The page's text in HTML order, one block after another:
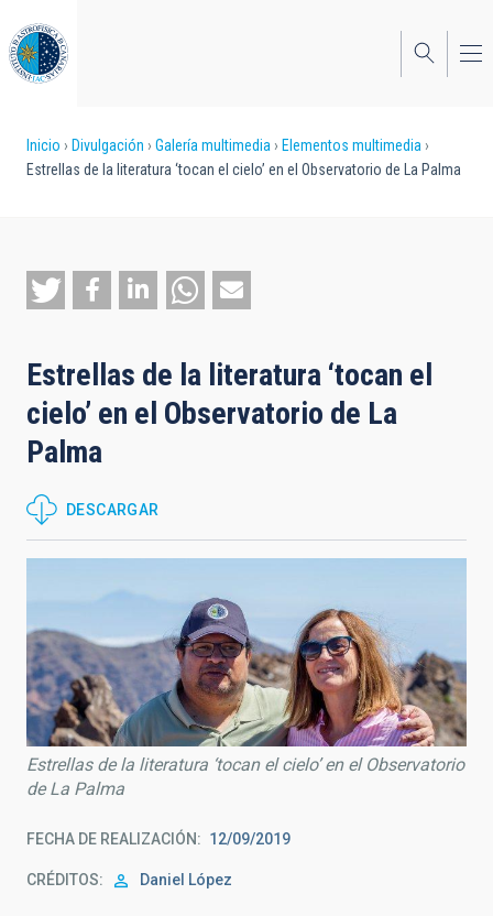
al
contenido
principal
Sobrescribir
ayuda
a
navegación
Inicio Divulgación Galería multimedia
Elementos multimedia
Estrellas de la literatura ‘tocan el cielo’ en el Observatorio de La Palma
Estrellas de la literatura ‘tocan el
cielo’ en el Observatorio de La
Palma
DESCARGAR
Estrellas de la literatura ‘tocan el cielo’ en el Observatorio
de La Palma
FECHA DE REALIZACIÓN 12/09/2019
CRÉDITOS Daniel López